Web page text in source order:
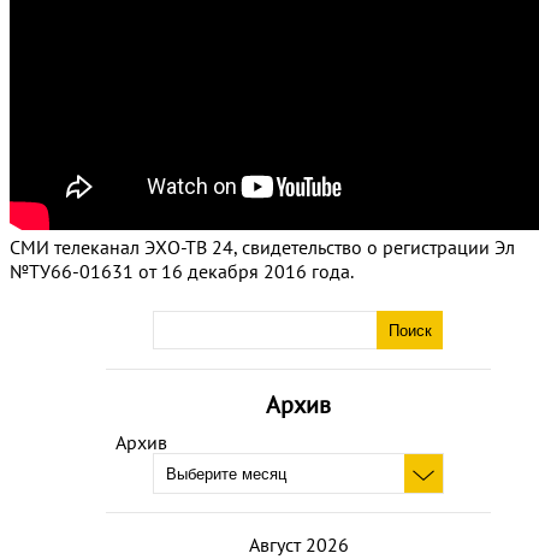
Архив
Архив
Август 2026
СМИ телеканал ЭХО-ТВ 24, свидетельство о регистрации Эл
№ТУ66-01631 от 16 декабря 2016 года.